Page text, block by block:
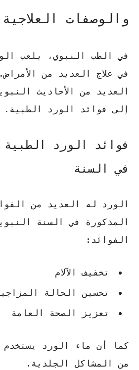
والوصفات العلاجية
في الطب النبوي، يلعب
في علاج العديد من
العديد من الأحاديث
إلى فوائد الورد الطبية.
فوائد الورد الطبية
في السنة
الورد له العديد من
المذكورة في السنة
الفوائد:
تخفيف الآلام
تحسين الحالة
تعزيز الصحة العامة
كما أن ماء الورد يستخدم
من المشاكل الجلدية.